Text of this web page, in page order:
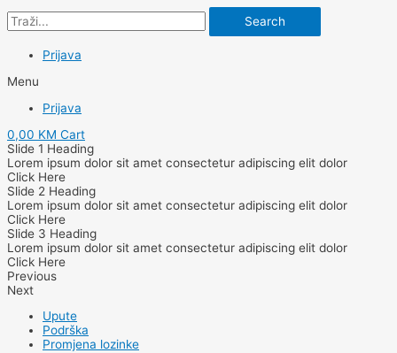
Search
Prijava
Menu
Prijava
0,00 KM Cart
Slide 1 Heading
Lorem ipsum dolor sit amet consectetur adipiscing elit dolor
Click Here
Slide 2 Heading
Lorem ipsum dolor sit amet consectetur adipiscing elit dolor
Click Here
Slide 3 Heading
Lorem ipsum dolor sit amet consectetur adipiscing elit dolor
Click Here
Previous
Next
Upute
Podrška
Promjena lozinke